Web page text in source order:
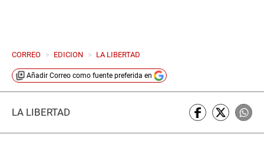
CORREO > EDICION > LA LIBERTAD
Añadir Correo como fuente preferida en
LA LIBERTAD